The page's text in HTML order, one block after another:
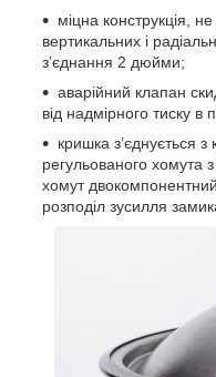
міцна конструкція,
вертикальних і
з’єднання 2 дюйми;
аварійний клапан
від надмірного тиску в
кришка з’єднується
регульованого хомута
хомут
розподіл зусилля